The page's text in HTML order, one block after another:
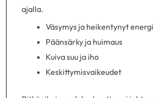
ajalla.
Väsymys ja heikentynyt
Päänsärky ja huimaus
Kuiva suu ja iho
Keskittymisvaikeudet